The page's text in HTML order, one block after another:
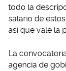
todo la
salario de
así que vale la
La
agencia de